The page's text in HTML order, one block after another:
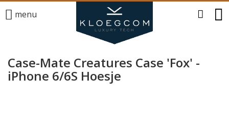
menu
Case-Mate Creatures Case 'Fox' -
iPhone 6/6S Hoesje